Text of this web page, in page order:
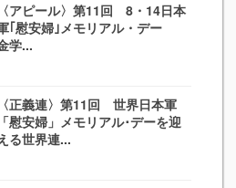
〈アピール〉第11回 8・14日本
｢慰安婦｣メモリアル・デー
学...
〈正義連〉第11回 世界日本軍
「慰安婦」メモリアル･デーを迎
る世界連...